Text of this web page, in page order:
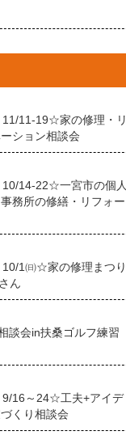
11/11-19☆家の修理・リ
ション相談会
10/14-22☆一宮市の個人
務所の修繕・リフォー
1㈰☆家の修理まつり
ん
談会in扶桑ゴルフ練習
9/16～24☆工夫+アイデ
くり相談会